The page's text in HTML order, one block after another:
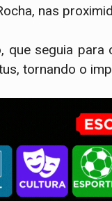
nas
seguia para
tornando o